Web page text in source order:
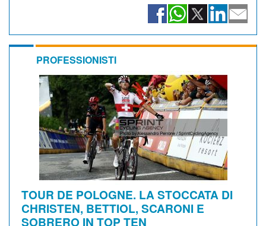
PROFESSIONISTI
TOUR DE POLOGNE. LA STOCCATA DI
CHRISTEN, BETTIOL, SCARONI E
SOBRERO IN TOP TEN